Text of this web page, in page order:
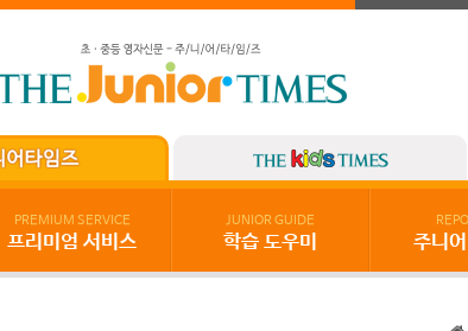
PREMIUM SERVICE
프리미엄 서비스
JUNIOR GUIDE
학습 도우미 주니